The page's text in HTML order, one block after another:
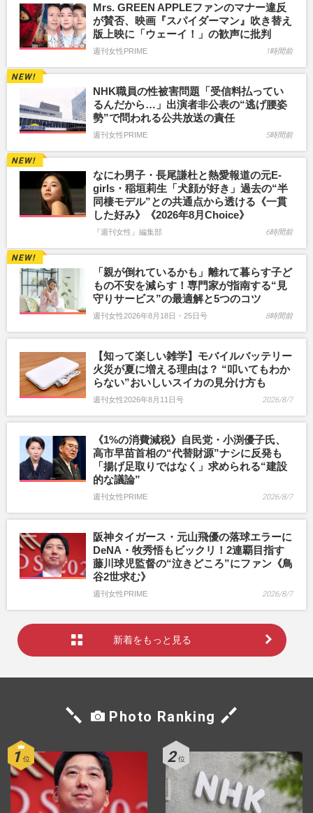
Mrs. GREEN APPLEファンのマナー違反
が賛否、映画『スパイダーマン』吹き替え
版上映に「ウェーイ！」の歓声に批判
週刊女性PRIME 1時間前
NHK職員の性被害問題「受信料払ってい
るんだから…」出演者非公表の“逃げ腰姿
勢”で問われる公共放送の責任
週刊女性PRIME 5時間前
なにわ男子・長尾謙杜と熱愛報道の元E-
girls・稲垣莉生「犬顔が好き」過去の“半
同棲モデル”との共通点から透ける《一貫
した好み》《2026年8月Choice》
『週刊女性』編集部 6時間前
「親が倒れているかも」離れて暮らす子ど
もの不安を減らす！専門家が指南する“見
守りサービス”の最適解と5つのコツ
週刊女性2026年8月18日・25日号 8時間前
【知って楽しい雑学】モバイルバッテリー
火災が夏に増える理由は？ “叩いてもわか
らない”おいしいスイカの見分け方も
週刊女性2026年8月11日号 2026/8/7
《1%の消費減税》自民党・小渕優子氏、
高市早苗首相の“代替財源”ナシに反発も
「揚げ足取りではなく」求められる“建設
的な議論”
週刊女性PRIME 2026/8/7
阪神タイガース・元山飛優の落球エラーに
DeNA・牧秀悟もビックリ！2連覇目指す
藤川球児監督の“泣きどころ”にファン《鳥
谷2世求む》
週刊女性PRIME 2026/8/7
新着をもっと見る
Photo Ranking